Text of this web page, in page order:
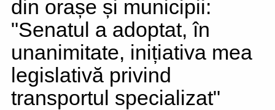
din orașe și municipii:
"Senatul a adoptat, în
unanimitate, inițiativa mea
legislativă privind
transportul specializat"